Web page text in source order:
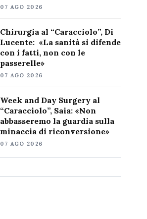
07 AGO 2026
Chirurgia al “Caracciolo”, Di
Lucente: «La sanità si difende
con i fatti, non con le
passerelle»
07 AGO 2026
Week and Day Surgery al
“Caracciolo”, Saia: «Non
abbasseremo la guardia sulla
minaccia di riconversione»
07 AGO 2026